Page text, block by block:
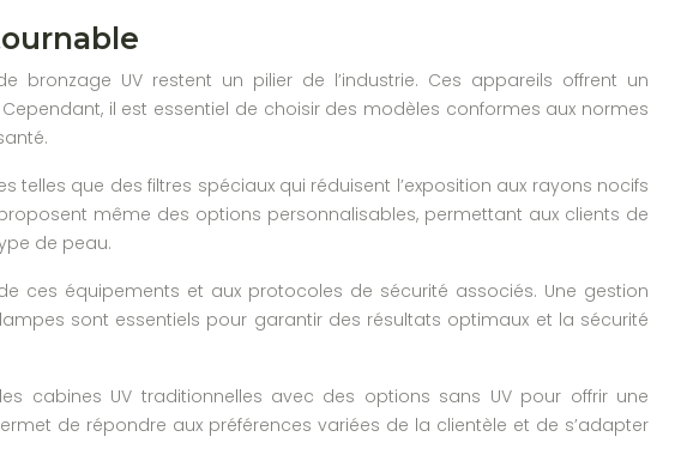
bronzage UV restent un pilier de l’industrie. Ces appareils offrent un
il est essentiel de choisir des modèles conformes aux normes
que des filtres spéciaux qui réduisent l’exposition aux rayons nocifs
même des options personnalisables, permettant aux clients de
de peau.
ces équipements et aux protocoles de sécurité associés. Une gestion
sont essentiels pour garantir des résultats optimaux et la sécurité
cabines UV traditionnelles avec des options sans UV pour offrir une
de répondre aux préférences variées de la clientèle et de s’adapter